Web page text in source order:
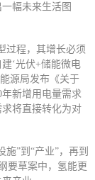
幅未来生活图
过程，其增长必须
‘光伏+储能微电
源局发布《关于
新增用电量需求
将直接转化为对
”到“产业”，再到
要草案中，氢能更